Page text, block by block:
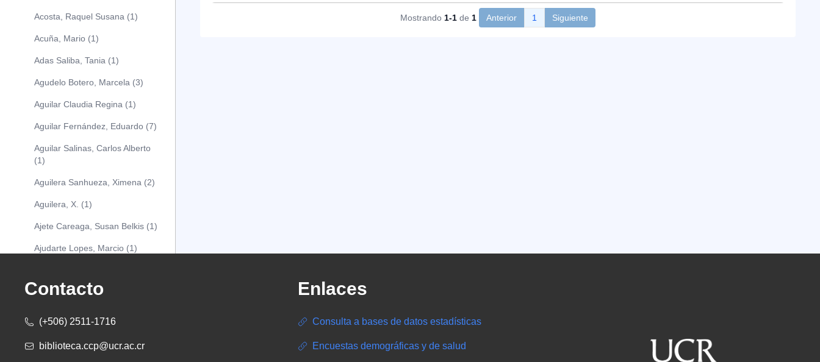
Acosta, Raquel Susana (1)
Acuña, Mario (1)
Adas Saliba, Tania (1)
Agudelo Botero, Marcela (3)
Aguilar Claudia Regina (1)
Aguilar Fernández, Eduardo (7)
Aguilar Salinas, Carlos Alberto
(1)
Aguilera Sanhueza, Ximena (2)
Aguilera, X. (1)
Ajete Careaga, Susan Belkis (1)
Ajudarte Lopes, Marcio (1)
(1)
Albareda Tiana (1)
Alcócer Alfaro, Diana (1)
Mostrando 1-1 de 1 Anterior 1 Siguiente
Contacto
(+506) 2511-1716
biblioteca.ccp@ucr.ac.cr
Enlaces
Consulta a bases de datos estadísticas
Encuestas demográficas y de salud